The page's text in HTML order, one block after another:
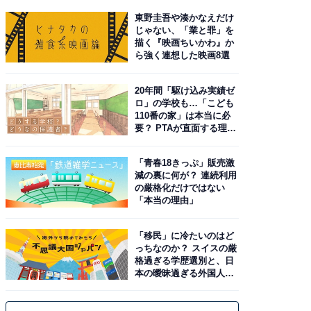
東野圭吾や湊かなえだけ
じゃない、「業と罪」を
描く『映画ちいかわ』か
ら強く連想した映画8選
20年間「駆け込み実績ゼ
ロ」の学校も…「こども
110番の家」は本当に必
要？ PTAが直面する理想
「青春18きっぷ」販売激
減の裏に何が？ 連続利用
の厳格化だけではない
「本当の理由」
「移民」に冷たいのはど
っちなのか？ スイスの厳
格過ぎる学歴選別と、日
本の曖昧過ぎる外国人政